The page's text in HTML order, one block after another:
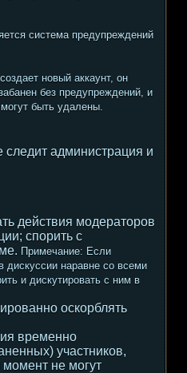
система предупреждений
новый аккаунт, он
без предупреждений, и
быть удалены.
администрация и
действия модераторов
спорить с
Примечание: Если
дискуссии наравне со всеми
и дискутировать с ним в
оскорблять
временно
участников,
не могут